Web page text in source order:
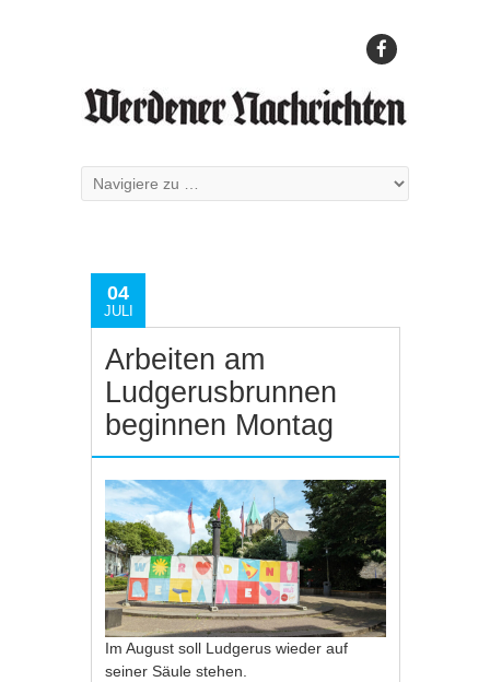
04
JULI
Arbeiten am
Ludgerusbrunnen
beginnen Montag
Im August soll Ludgerus wieder auf
seiner Säule stehen.